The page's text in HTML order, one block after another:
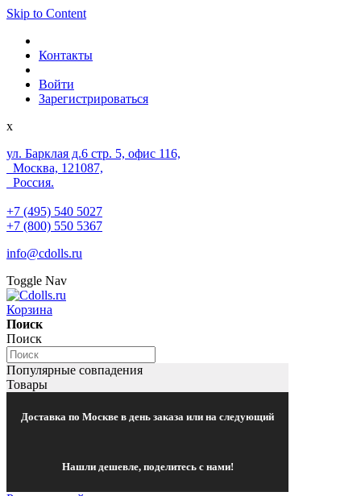
Skip to Content
Контакты
Войти
Зарегистрироваться
x
ул. Барклая д.6 стр. 5, офис 116,
Москва, 121087,
Россия.
+7 (495) 540 5027
+7 (800) 550 5367
info@cdolls.ru
Toggle Nav
Корзина
Поиск
Поиск
Популярные совпадения
Товары
Доставка по Москве в день заказа или на следующий
Нашли дешевле, поделитесь с нами!